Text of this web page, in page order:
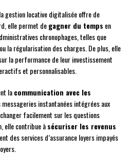
gestion locative digitalisée offre de
elle permet degagner du temps en
chronophages, telles que
la régularisation des charges. De plus, elle
la performance de leur investissement
et personnalisables.
lacommunication avec les
messageries instantanées intégrées aux
facilement sur les questions
elle contribue àsécuriser les revenus
des services d’assurance loyers impayés